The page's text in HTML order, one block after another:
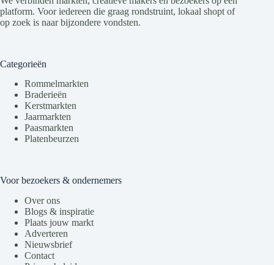
platform. Voor iedereen die graag rondstruint, lokaal shopt of
op zoek is naar bijzondere vondsten.
Categorieën
Rommelmarkten
Braderieën
Kerstmarkten
Jaarmarkten
Paasmarkten
Platenbeurzen
Voor bezoekers & ondernemers
Over ons
Blogs & inspiratie
Plaats jouw markt
Adverteren
Nieuwsbrief
Contact